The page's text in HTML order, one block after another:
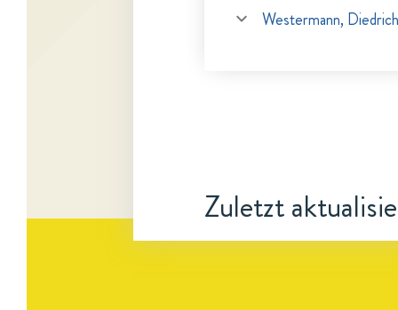
Westermann, Diedrich
Zuletzt